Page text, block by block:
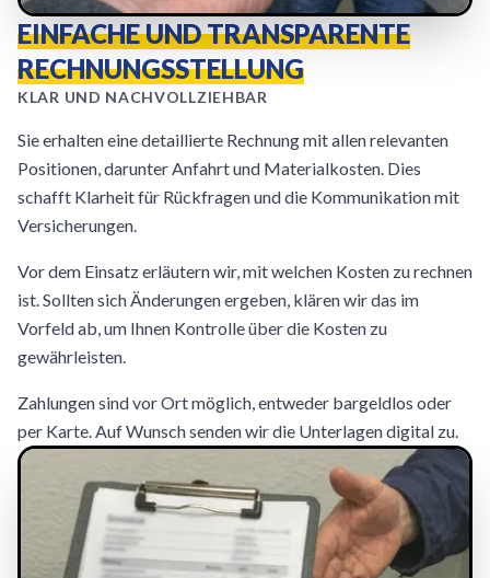
EINFACHE UND TRANSPARENTE
RECHNUNGSSTELLUNG
KLAR UND NACHVOLLZIEHBAR
Sie erhalten eine detaillierte Rechnung mit allen relevanten
Positionen, darunter Anfahrt und Materialkosten. Dies
schafft Klarheit für Rückfragen und die Kommunikation mit
Versicherungen.
Vor dem Einsatz erläutern wir, mit welchen Kosten zu rechnen
ist. Sollten sich Änderungen ergeben, klären wir das im
Vorfeld ab, um Ihnen Kontrolle über die Kosten zu
gewährleisten.
Zahlungen sind vor Ort möglich, entweder bargeldlos oder
per Karte. Auf Wunsch senden wir die Unterlagen digital zu.